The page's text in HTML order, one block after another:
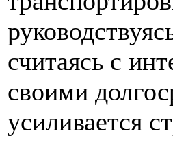
считаясь с
своими
усиливается